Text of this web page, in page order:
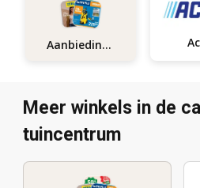
Aanbiedingen
Meer winkels in de
tuincentrum